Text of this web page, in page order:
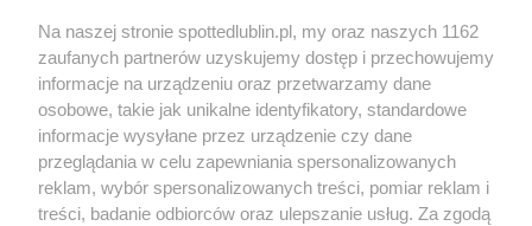
KATEGORIE
OGŁOSZENIA
Regulamin
Polityka prywatności
RODO
Warunki korzystania z treści
Na naszej stronie spottedlublin.pl, my oraz naszych 1162
zaufanych partnerów uzyskujemy dostęp i przechowujemy
informacje na urządzeniu oraz przetwarzamy dane
osobowe, takie jak unikalne identyfikatory, standardowe
informacje wysyłane przez urządzenie czy dane
przeglądania w celu zapewniania spersonalizowanych
reklam, wybór spersonalizowanych treści, pomiar reklam i
treści, badanie odbiorców oraz ulepszanie usług. Za zgodą